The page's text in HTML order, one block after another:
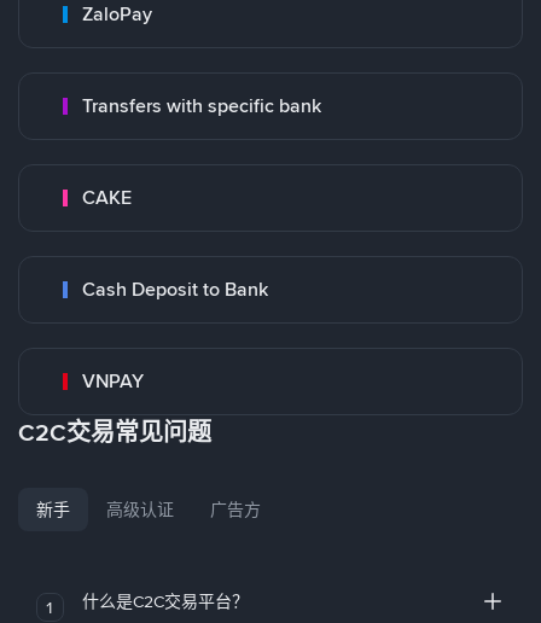
ZaloPay
Transfers with specific bank
CAKE
Cash Deposit to Bank
VNPAY
C2C交易常见问题
新手 高级认证 广告方
1 什么是C2C交易平台？